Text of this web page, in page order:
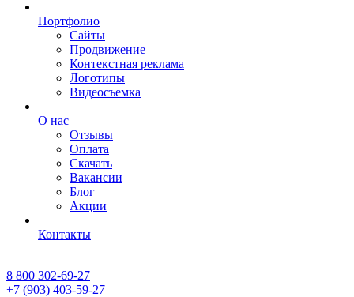
Портфолио
Сайты
Продвижение
Контекстная реклама
Логотипы
Видеосъемка
О нас
Отзывы
Оплата
Скачать
Вакансии
Блог
Акции
Контакты
8 800 302-69-27
+7 (903) 403-59-27